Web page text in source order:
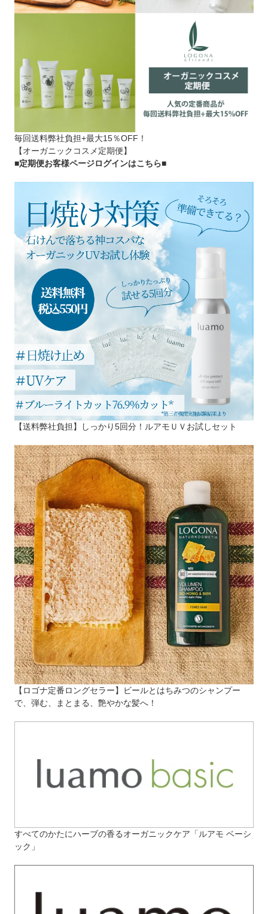
毎回送料弊社負担+最大15％OFF！
【オーガニックコスメ定期便】
■定期便お客様ページログインはこちら■
【送料弊社負担】しっかり5回分！ルアモＵＶお試しセット
【ロゴナ定番ロングセラー】ビールとはちみつのシャンプー
で、弾む、まとまる、艶やかな髪へ！
すべてのかたにハーブの香るオーガニックケア「ルアモ ベーシ
ック」